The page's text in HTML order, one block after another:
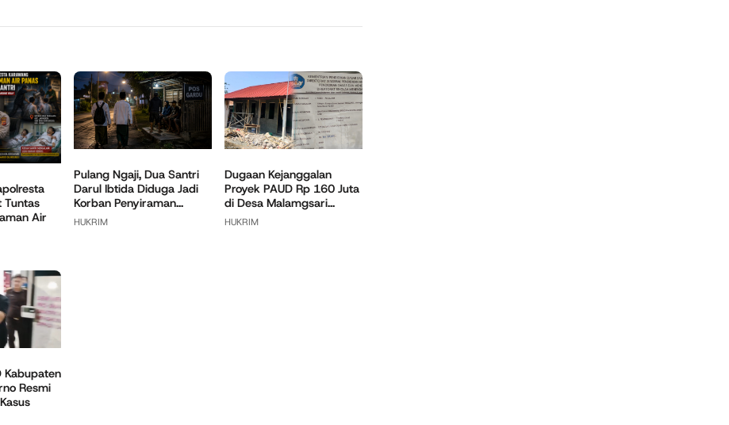
Tuntas
Air
Pulang Ngaji, Dua Santri
Darul Ibtida Diduga Jadi
Korban Penyiraman...
HUKRIM
Dugaan Kejanggalan
Proyek PAUD Rp 160 Juta
di Desa Malamgsari...
HUKRIM
Kabupaten
Resmi